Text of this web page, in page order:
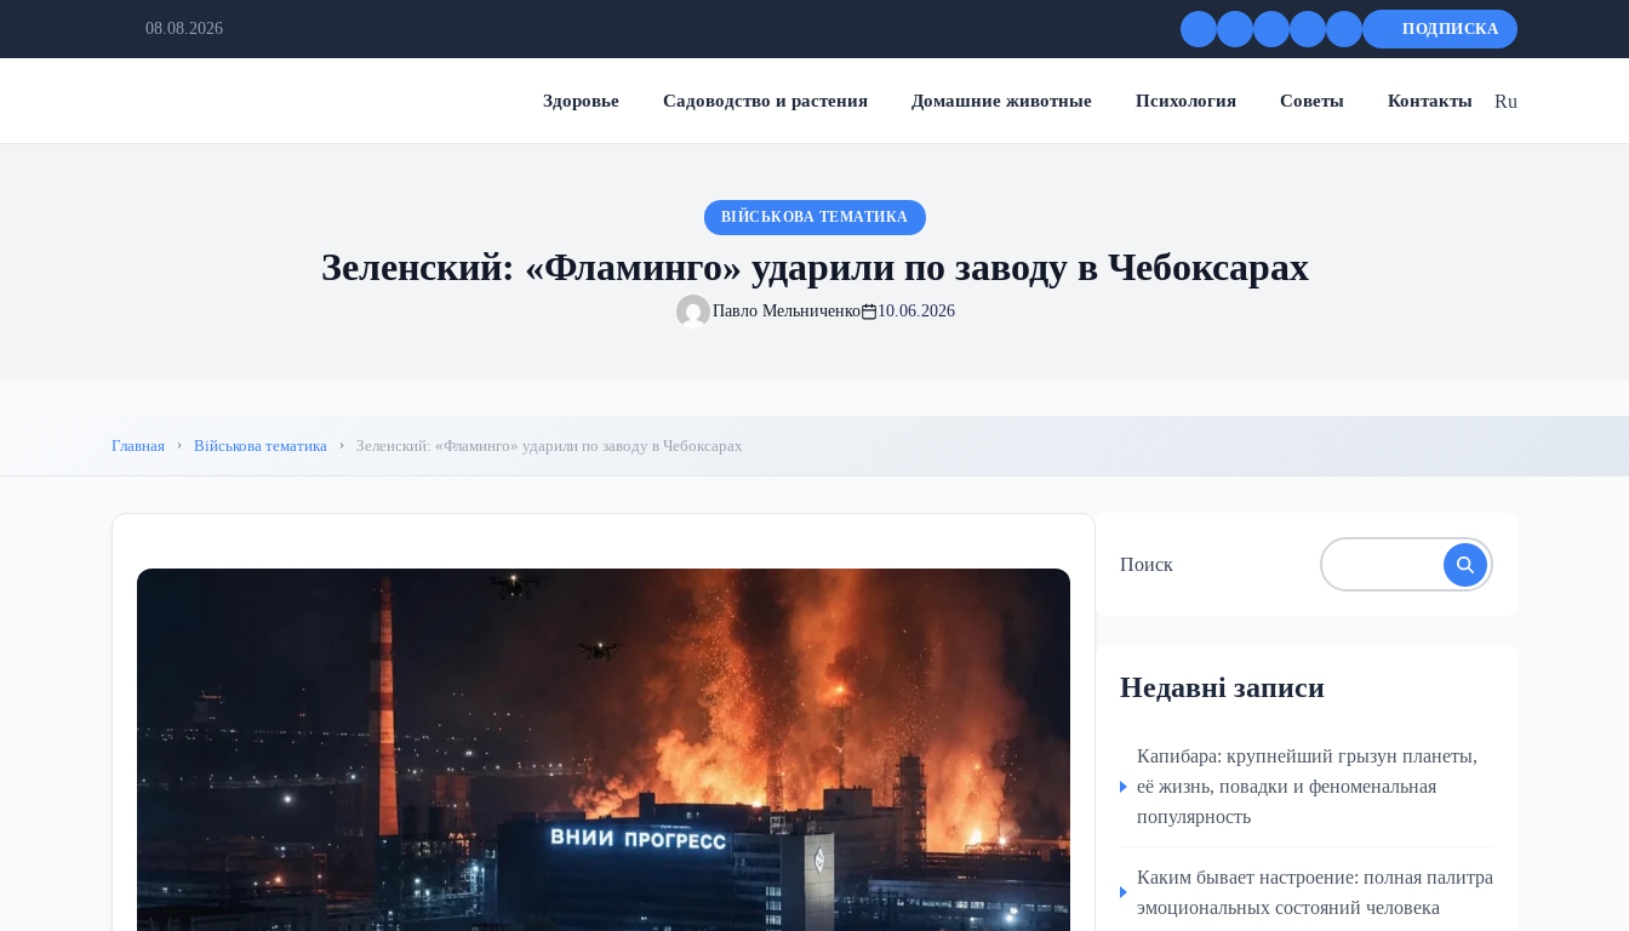
08.08.2026 ПОДПИСКА
Здоровье Садоводство и растения Домашние животные Психология Советы Контакты Ru
ВІЙСЬКОВА ТЕМАТИКА
Зеленский: «Фламинго» ударили по заводу в Чебоксарах
Павло Мельниченко 10.06.2026
Главная Військова тематика Зеленский: «Фламинго» ударили по заводу в Чебоксарах
Поиск
Недавні записи
Капибара: крупнейший грызун планеты,
её жизнь, повадки и феноменальная
популярность
Каким бывает настроение: полная палитра
эмоциональных состояний человека